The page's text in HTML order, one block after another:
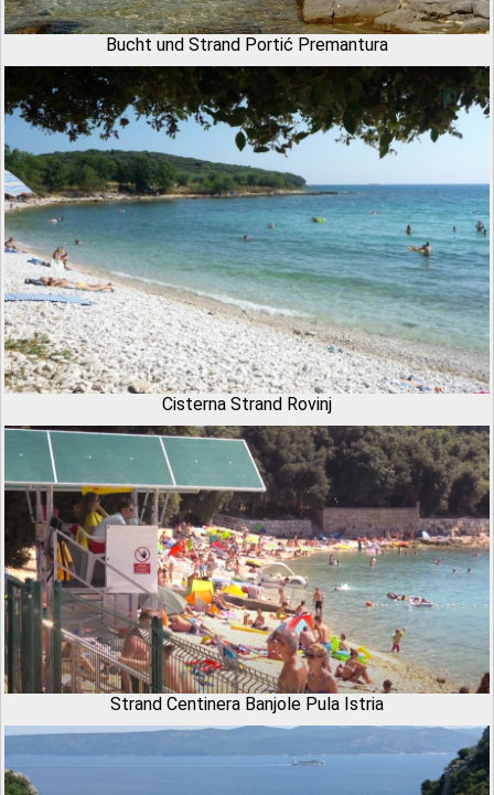
Bucht und Strand Portić Premantura
Cisterna Strand Rovinj
Strand Centinera Banjole Pula Istria